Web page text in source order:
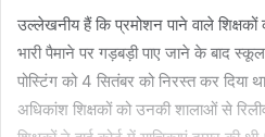
उल्लेखनीय हैं कि प्रमोशन पाने वाले
भारी पैमाने पर गड़बड़ी पाए जाने के बाद स्कूल
पोस्टिंग को 4 सितंबर को निरस्त कर
अधिकांश शिक्षकों को उनकी शालाओं से